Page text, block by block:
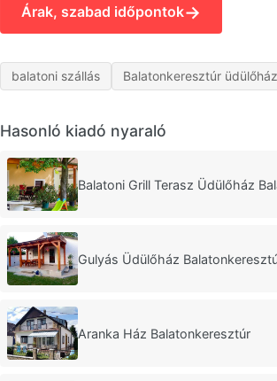
Árak, szabad időpontok→
balatoni szállás Balatonkeresztúr üdülőház
Hasonló kiadó nyaraló
Balatoni Grill Terasz Üdülőház
Gulyás Üdülőház
Aranka Ház Balatonkeresztúr